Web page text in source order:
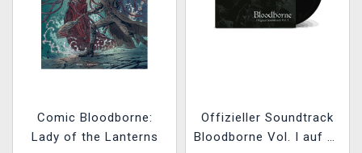
Comic Bloodborne:
Lady of the Lanterns
Offizieller Soundtrack
Bloodborne Vol. I auf 2x